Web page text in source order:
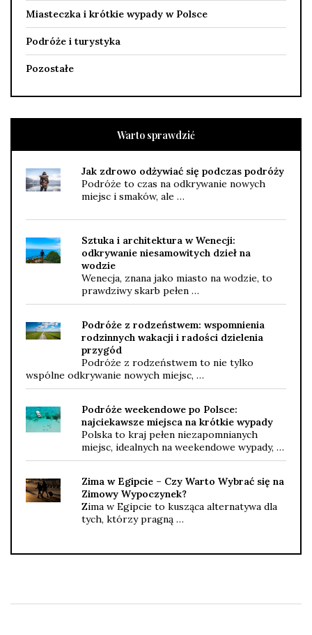
Miasteczka i krótkie wypady w Polsce
Podróże i turystyka
Pozostałe
Warto sprawdzić
Jak zdrowo odżywiać się podczas podróży
Podróże to czas na odkrywanie nowych
miejsc i smaków, ale …
Sztuka i architektura w Wenecji:
odkrywanie niesamowitych dzieł na
wodzie
Wenecja, znana jako miasto na wodzie, to
prawdziwy skarb pełen …
Podróże z rodzeństwem: wspomnienia
rodzinnych wakacji i radości dzielenia
przygód
Podróże z rodzeństwem to nie tylko
wspólne odkrywanie nowych miejsc, …
Podróże weekendowe po Polsce:
najciekawsze miejsca na krótkie wypady
Polska to kraj pełen niezapomnianych
miejsc, idealnych na weekendowe wypady, …
Zima w Egipcie – Czy Warto Wybrać się na
Zimowy Wypoczynek?
Zima w Egipcie to kusząca alternatywa dla
tych, którzy pragną …